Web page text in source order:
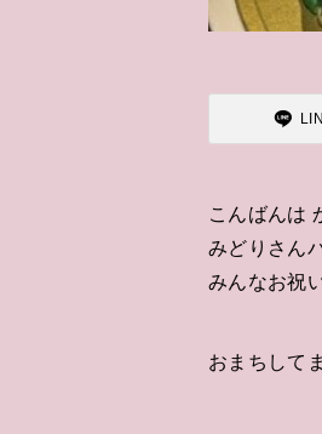
こんばんは
みどりさん
みんなお祝
おまちして